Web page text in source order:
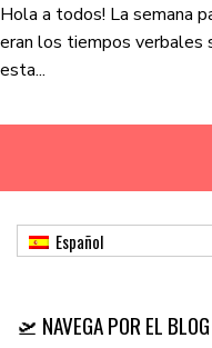
Hola a todos! La semana
eran los tiempos verbales
esta...
Español
🛫 NAVEGA POR EL BLOG